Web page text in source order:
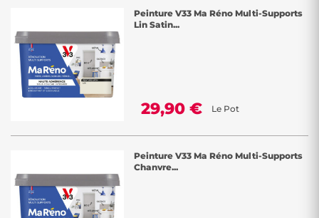
Peinture V33 Ma Réno Multi-Supports
Lin Satin...
29,90 € Le Pot
Peinture V33 Ma Réno Multi-Supports
Chanvre...